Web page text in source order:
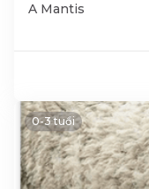
A Mantis
0-3 tuổi